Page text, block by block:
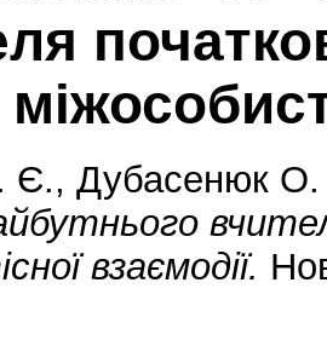
Є., Дубасенюк
взаємодії.